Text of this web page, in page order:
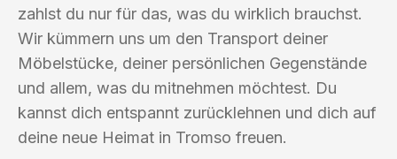
zahlst du nur für das, was du wirklich brauchst.
Wir kümmern uns um den Transport deiner
Möbelstücke, deiner persönlichen Gegenstände
und allem, was du mitnehmen möchtest. Du
kannst dich entspannt zurücklehnen und dich auf
deine neue Heimat in Tromso freuen.